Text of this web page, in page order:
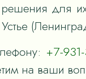
для
+7-
на ваши